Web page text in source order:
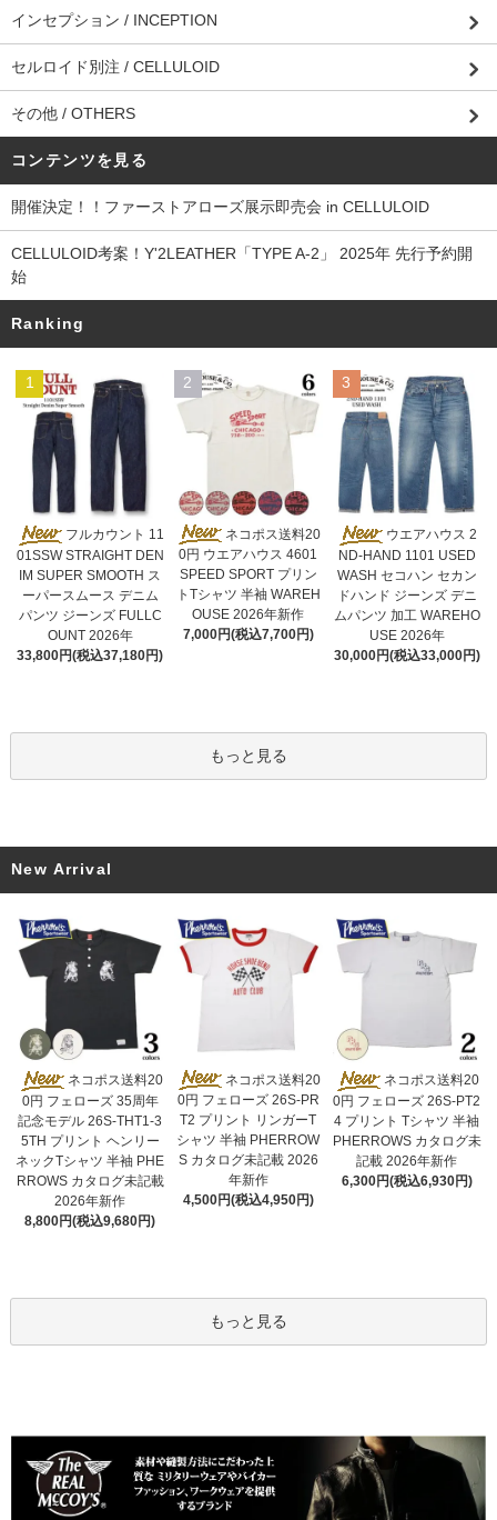
インセプション / INCEPTION
セルロイド別注 / CELLULOID
その他 / OTHERS
コンテンツを見る
開催決定！！ファーストアローズ展示即売会 in CELLULOID
CELLULOID考案！Y'2LEATHER「TYPE A-2」 2025年 先行予約開
始
Ranking
1
フルカウント 11
01SSW STRAIGHT DEN
IM SUPER SMOOTH ス
ーパースムース デニム
パンツ ジーンズ FULLC
OUNT 2026年
33,800円(税込37,180円)
2
ネコポス送料20
0円 ウエアハウス 4601
SPEED SPORT プリン
トTシャツ 半袖 WAREH
OUSE 2026年新作
7,000円(税込7,700円)
3
ウエアハウス 2
ND-HAND 1101 USED
WASH セコハン セカン
ドハンド ジーンズ デニ
ムパンツ 加工 WAREHO
USE 2026年
30,000円(税込33,000円)
もっと見る
New Arrival
ネコポス送料20
0円 フェローズ 35周年
記念モデル 26S-THT1-3
5TH プリント ヘンリー
ネックTシャツ 半袖 PHE
RROWS カタログ未記載
2026年新作
8,800円(税込9,680円)
ネコポス送料20
0円 フェローズ 26S-PR
T2 プリント リンガーT
シャツ 半袖 PHERROW
S カタログ未記載 2026
年新作
4,500円(税込4,950円)
ネコポス送料20
0円 フェローズ 26S-PT2
4 プリント Tシャツ 半袖
PHERROWS カタログ未
記載 2026年新作
6,300円(税込6,930円)
もっと見る